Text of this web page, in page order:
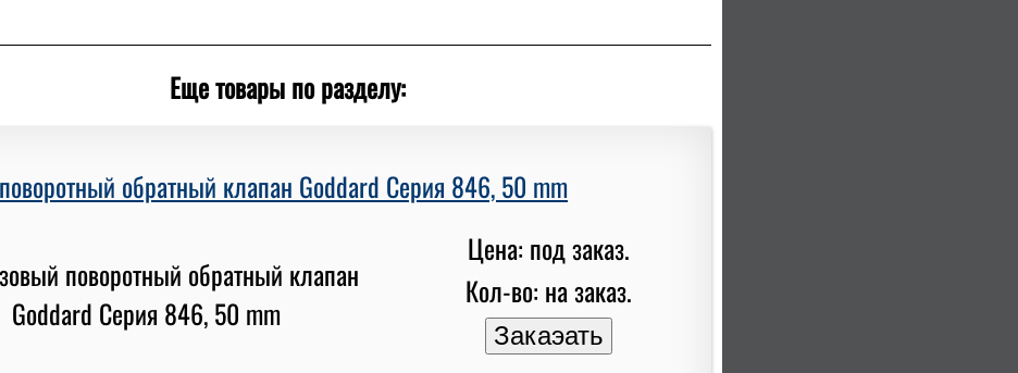
Еще товары по разделу:
обратный клапан Goddard Серия 846, 50 mm
Цена: под заказ.
Кол-во: на заказ.